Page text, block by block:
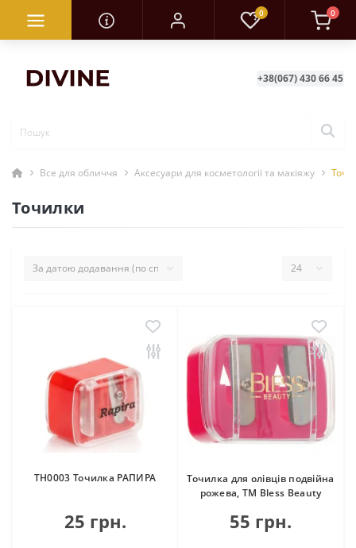
0 0
+38(067) 430 66 45
Все для обличчя Аксесуари для косметології та макіяжу
Точилки
ТН0003 Точилка РАПИРА
25 грн.
Точилка для олівців подвійна
рожева, ТМ Bless Beauty
55 грн.